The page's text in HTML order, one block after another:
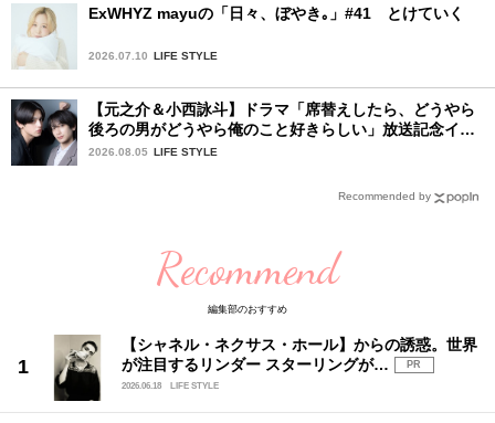
ExWHYZ mayuの「日々、ぼやき｡」#41 とけていく
2026.07.10 LIFE STYLE
【元之介＆小西詠斗】ドラマ「席替えしたら、どうやら
後ろの男がどうやら俺のこと好きらしい」放送記念イン
タビュー♡ 「自然と詠斗くんが可愛く見えたんです」
2026.08.05 LIFE STYLE
Recommended by
Recommend
編集部のおすすめ
【シャネル・ネクサス・ホール】からの誘惑。世界
が注目するリンダー スターリングが…
PR
2026.06.18
LIFE STYLE